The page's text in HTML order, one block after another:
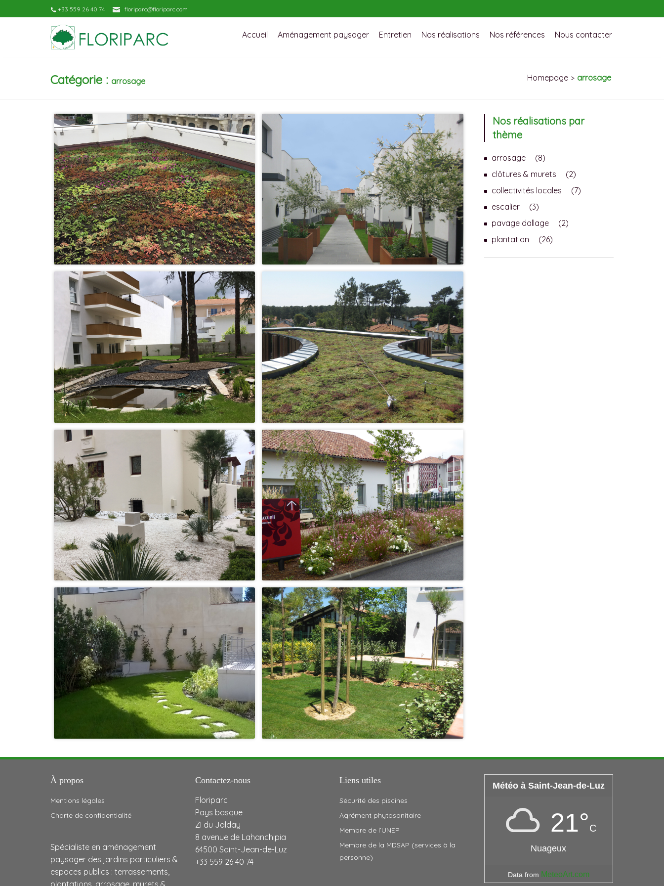
+33 559 26 40 74 floriparc@floriparc.com
Accueil Aménagement paysager Entretien Nos réalisations Nos références Nous contacter
Catégorie : arrosage Homepage > arrosage
Nos réalisations par
thème
arrosage
(8)
clôtures & murets
(2)
collectivités locales
(7)
escalier
(3)
pavage dallage
(2)
plantation
(26)
À propos
Mentions légales
Charte de confidentialité
Spécialiste en aménagement
paysager des jardins particuliers &
espaces publics : terrassements,
plantations, arrosage, murets &
Contactez-nous
Floriparc
Pays basque
ZI du Jalday
8 avenue de Lahanchipia
64500 Saint-Jean-de-Luz
+33 559 26 40 74
Liens utiles
Sécurité des piscines
Agrément phytosanitaire
Membre de l’UNEP
Membre de la MDSAP (services à la
personne)
Météo à Saint-Jean-de-Luz
21°C
Nuageux
Data from MeteoArt.com